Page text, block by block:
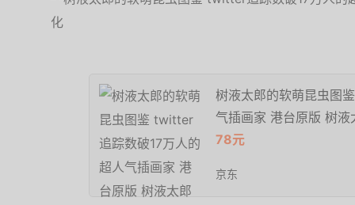
树液太郎的软萌昆虫图
气插画家 港台原版 树液
78元
京东